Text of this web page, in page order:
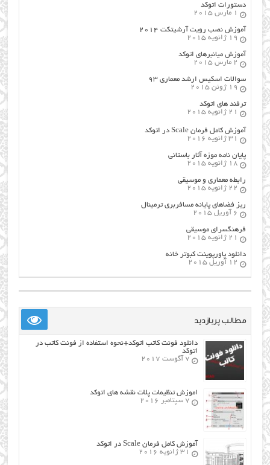
دستورات اتوکد
1 مارس 2015
آموزش نصب رویت آرشیتکت ۲۰۱۴
19 ژانویه 2015
آموزش میانبرهای اتوکد
2 مارس 2015
سوالات اسکیس ارشد معماری ۹۳
19 ژوئن 2015
ترفند های اتوکد
21 ژانویه 2015
آموزش کامل فرمان Scale در اتوکد
31 ژانویه 2016
پایان نامه موزه آثار باستانی
18 ژانویه 2015
رابطه معماری و موسیقی
22 ژانویه 2015
ریز فضاهای پایانه مسافربری ترمینال
6 آوریل 2015
فرهنگسراي موسيقي
21 ژانویه 2015
دانلود پاورپوینت کبوتر خانه
12 آوریل 2015
مطالب پربازدید
دانلود فونت کاتب اتوکد+نحوه استفاده از فونت کاتب در
اتوکد
7 آگوست 2017
اموزش تنظیمات پلات نقشه های اتوکد
7 سپتامبر 2016
آموزش کامل فرمان Scale در اتوکد
31 ژانویه 2016